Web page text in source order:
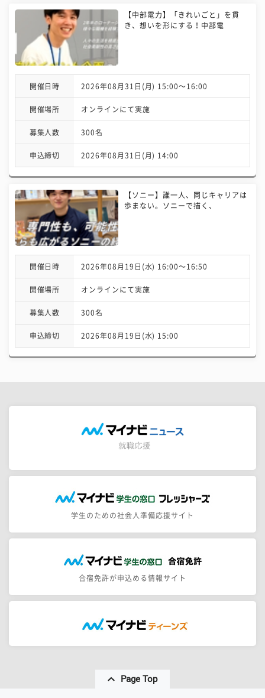
【中部電力】「きれいごと」を貫
き、想いを形にする！中部電
開催日時 2026年08月31日(月) 15:00〜16:00
開催場所 オンラインにて実施
募集人数 300名
申込締切 2026年08月31日(月) 14:00
【ソニー】誰一人、同じキャリアは
歩まない。ソニーで描く、
開催日時 2026年08月19日(水) 16:00〜16:50
開催場所 オンラインにて実施
募集人数 300名
申込締切 2026年08月19日(水) 15:00
学生のための社会人準備応援サイト
合宿免許が申込める情報サイト
Page Top